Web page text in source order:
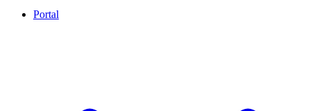
Portal